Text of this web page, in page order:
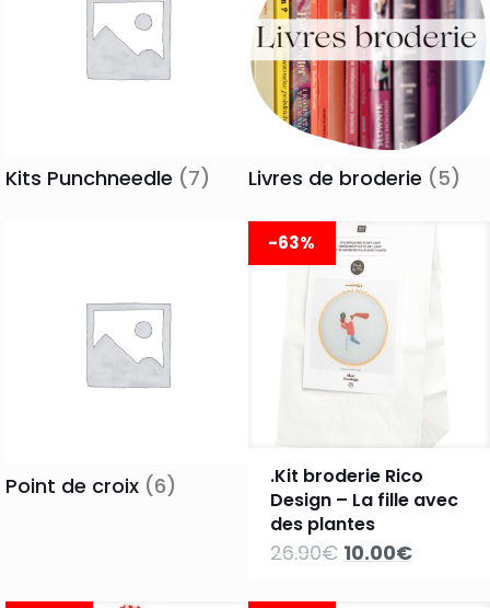
Kits Punchneedle (7) Livres de broderie (5)
Point de croix (6)
-63%
.Kit broderie Rico
Design – La fille avec
des plantes
26.90€ Le
10.00€Le